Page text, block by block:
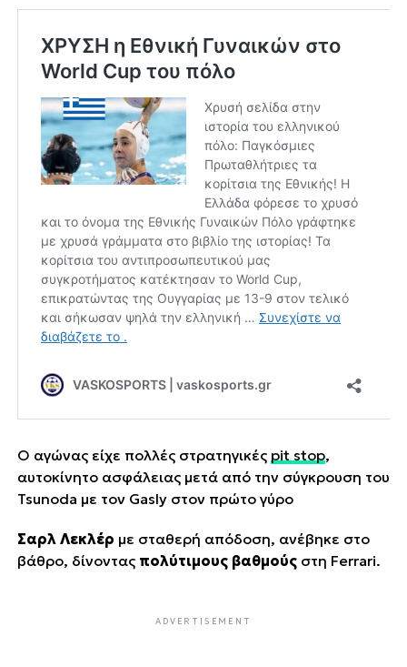
Ο αγώνας είχε πολλές στρατηγικές pit stop,
αυτοκίνητο ασφάλειας μετά από την σύγκρουση του
Tsunoda με τον Gasly στον πρώτο γύρο
Σαρλ Λεκλέρ με σταθερή απόδοση, ανέβηκε στο
βάθρο, δίνοντας πολύτιμους βαθμούςστη Ferrari.
ADVERTISEMENT